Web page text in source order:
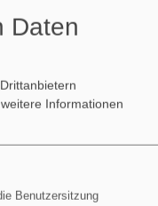
hat unsere Kirche,
Welt
jemand, dass
riesig.
Daten
Informationen
Benutzersitzung